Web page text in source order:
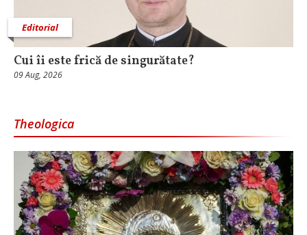
Editorial
Cui îi este frică de singurătate?
09 Aug, 2026
Theologica